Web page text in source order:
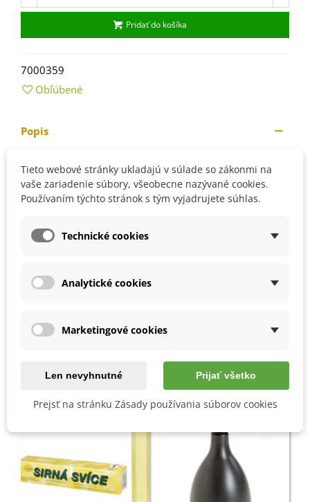
Pridať do košíka
7000359
Obľúbené
Popis
Dávkovanie :
Pre zálievku 15 ml hnojiva (1 viečko) zmiešať s 3 l vody,
na listy 15 ml hnojiva zmiešať so 6 l vody
UPOZORNENIE:Fytovit sa nesmie miešať s inými
listovými hnojivami a je
Tieto webové stránky ukladajú v súlade so zákonmi na
vaše zariadenie súbory, všeobecne nazývané cookies.
Používaním týchto stránok s tým vyjadrujete súhlas.
Technické cookies
Analytické cookies
Marketingové cookies
Len nevyhnutné Prijať všetko
Prejsť na stránku Zásady používania súborov cookies